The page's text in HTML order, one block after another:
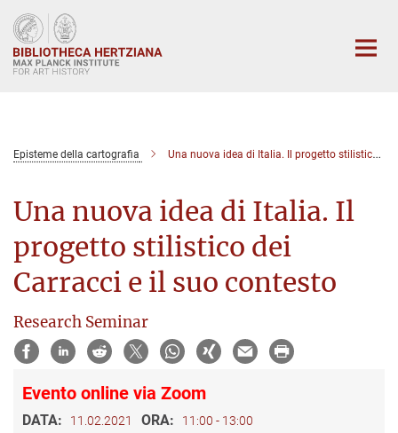
Main-
Content
Episteme della cartografia Una nuova idea di Italia. Il progetto stilistico dei Carracci e il suo contesto
Una nuova idea di Italia. Il
progetto stilistico dei
Carracci e il suo contesto
Research Seminar
Evento online via Zoom
DATA: 11.02.2021 ORA: 11:00 - 13:00